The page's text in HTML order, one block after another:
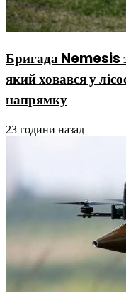
Бригада Nemesis
який ховався у
напрямку
23 години назад